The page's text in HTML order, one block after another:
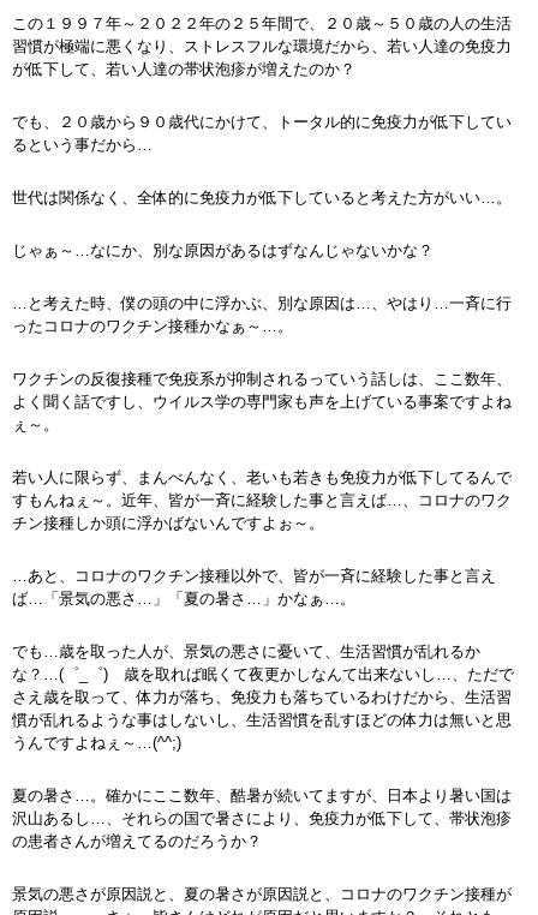
この１９９７年～２０２２年の２５年間で、２０歳～５０歳の人の生活
習慣が極端に悪くなり、ストレスフルな環境だから、若い人達の免疫力
が低下して、若い人達の帯状泡疹が増えたのか？
でも、２０歳から９０歳代にかけて、トータル的に免疫力が低下してい
るという事だから…
世代は関係なく、全体的に免疫力が低下していると考えた方がいい…。
じゃぁ～…なにか、別な原因があるはずなんじゃないかな？
…と考えた時、僕の頭の中に浮かぶ、別な原因は…、やはり…一斉に行
ったコロナのワクチン接種かなぁ～…。
ワクチンの反復接種で免疫系が抑制されるっていう話しは、ここ数年、
よく聞く話ですし、ウイルス学の専門家も声を上げている事案ですよね
ぇ～。
若い人に限らず、まんべんなく、老いも若きも免疫力が低下してるんで
すもんねぇ～。近年、皆が一斉に経験した事と言えば…、コロナのワク
チン接種しか頭に浮かばないんですよぉ～。
…あと、コロナのワクチン接種以外で、皆が一斉に経験した事と言え
ば…「景気の悪さ…」「夏の暑さ…」かなぁ…。
でも…歳を取った人が、景気の悪さに憂いて、生活習慣が乱れるか
な？…(゜_゜) 歳を取れば眠くて夜更かしなんて出来ないし…、ただで
さえ歳を取って、体力が落ち、免疫力も落ちているわけだから、生活習
慣が乱れるような事はしないし、生活習慣を乱すほどの体力は無いと思
うんですよねぇ～…(^^;)
夏の暑さ…。確かにここ数年、酷暑が続いてますが、日本より暑い国は
沢山あるし…、それらの国で暑さにより、免疫力が低下して、帯状泡疹
の患者さんが増えてるのだろうか？
景気の悪さが原因説と、夏の暑さが原因説と、コロナのワクチン接種が